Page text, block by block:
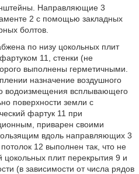
Направляющие 3
2 с помощью закладных
болтов.
по низу цокольных плит
11, стенки (не
выполнены герметичными.
назначение воздушного
водоизмещения всплывающего
поверхности земли с
фартук 11 при
приварен своими
вдоль направляющих 3
12 выполнен так, что не
цокольных плит перекрытия 9 и
(в зависимости от числа рядов